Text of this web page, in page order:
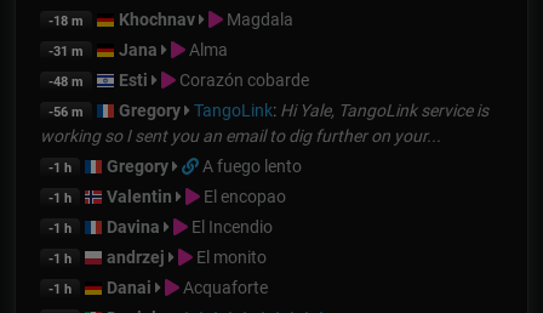
-18 m Khochnav Magdala
-31 m Jana Alma
-48 m Esti Corazón cobarde
-56 m Gregory TangoLink: Hi Yale, TangoLink service is
working so I sent you an email to dig further on your...
-1 h Gregory A fuego lento
-1 h Valentin El encopao
-1 h Davina El Incendio
-1 h andrzej El monito
-1 h Danai Acquaforte